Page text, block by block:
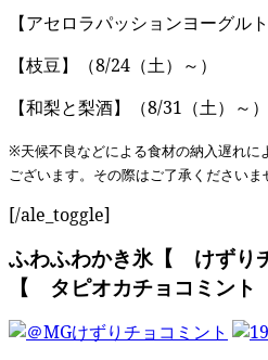
【アセロラパッションヨーグル
【枝豆】（8/24（土）～）
【和梨と梨酒】（8/31（土）～）
※天候不良などによる食材の納入遅れに
ございます。 その際はご了承くださいま
[/ale_toggle]
ふわふわかき氷【 けずり
【 タピオカチョコミン